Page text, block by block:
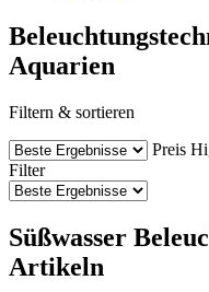
Aquarien
Filtern & sortieren
Preis
Filter
Süßwasser
Artikeln